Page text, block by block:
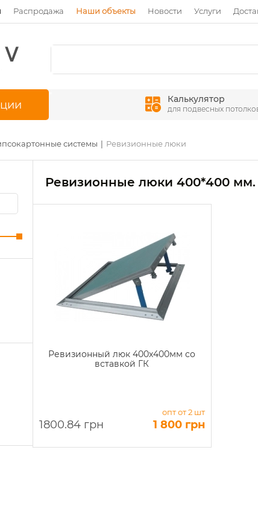
Распродажа Наши объекты Новости Услуги
Калькулятор
для подвесных
системы Ревизионные люки
Ревизионные люки 400*400 мм.
Ревизионный люк 400х400мм со
вставкой ГК
1800.84 грн
опт от 2 шт
1 800 грн